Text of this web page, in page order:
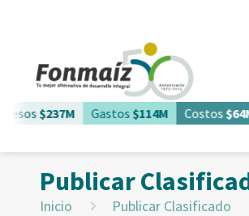
$237M Gastos$114M Costos
Publicar
Inicio Publicar Clasificado